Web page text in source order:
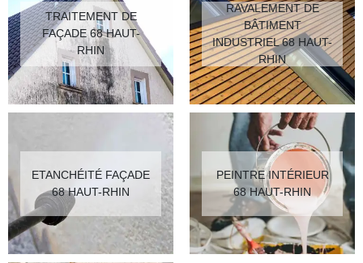
TRAITEMENT DE
FAÇADE 68 HAUT-
RHIN
RAVALEMENT DE
BÂTIMENT
INDUSTRIEL 68 HAUT-
RHIN
ETANCHÉITÉ FAÇADE
68 HAUT-RHIN
PEINTRE INTÉRIEUR
68 HAUT-RHIN